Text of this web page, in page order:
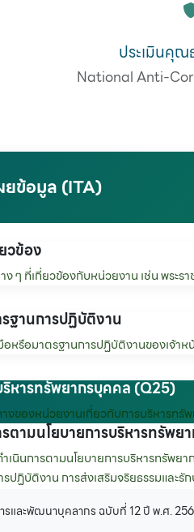
ประเมินคุณ
National Anti-
ยข้อมูล (ITA)
วข้อง
ๆ ที่เกี่ยวข้องกับหน่วยงาน เช่น พระ
ฐานการปฏิบัติงาน
หรือมาตรฐานการปฏิบัติงานของเจ้าห
ริหารทรัพยากรบุคคล (Q25)
งของหน่วยงานเกี่ยวกับการบริหารท
รตามนโยบายการบริหารทรัพ
เนินการตามนโยบายการบริหารทรัพ
รปฏิบัติงาน การส่งเสริมจริยธรรมและ
รและพัฒนาบุคลากร ฉบับที่ 12 ปี พ.ศ.